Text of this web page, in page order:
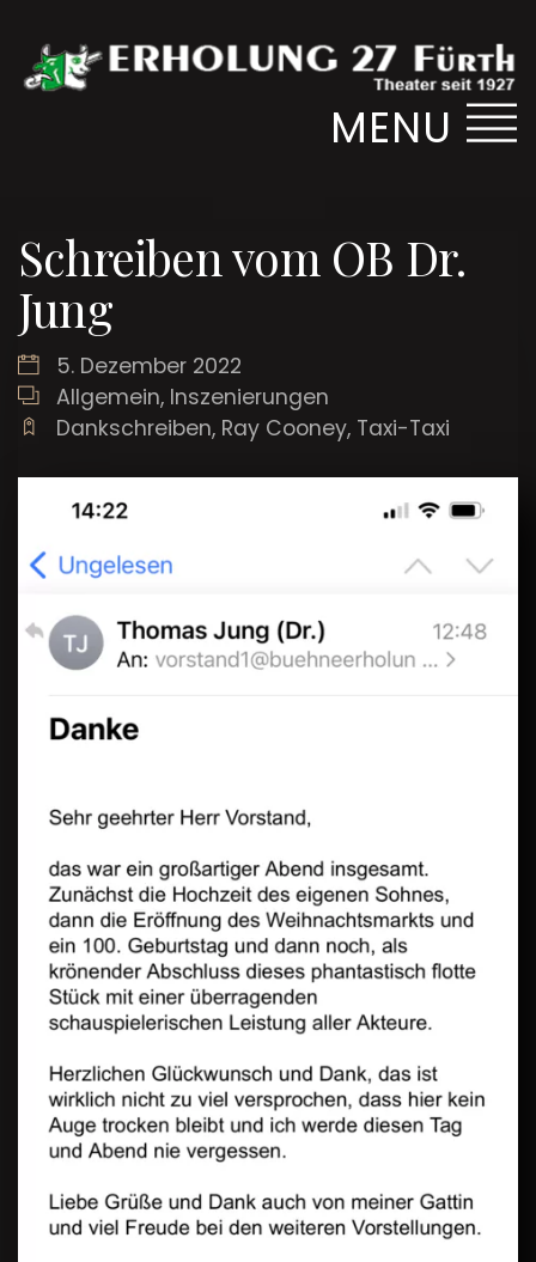
MENU
Schreiben vom OB Dr.
Jung
5. Dezember 2022
Allgemein, Inszenierungen
Dankschreiben, Ray Cooney, Taxi-Taxi